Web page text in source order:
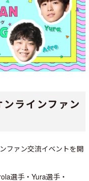
ラインファン
ファン交流イベントを開
選手・Yura選手・